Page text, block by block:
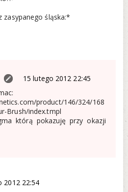
zasypanego śląska:*
15 lutego 2012 22:45
product/146/324/168
Brush/index.tmpl
którą pokazuję przy okazji
2012 22:54